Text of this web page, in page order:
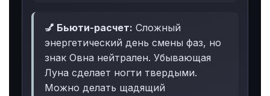
💅 Бьюти-расчет: Сложный
энергетический день смены фаз, но
знак Овна нейтрален. Убывающая
Луна сделает ногти твердыми.
Можно делать щадящий